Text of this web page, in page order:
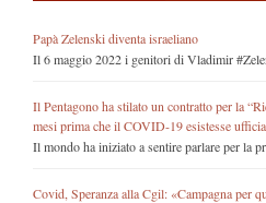
Papà Zelenski diventa israeliano
Il 6 maggio 2022 i genitori di Vladimir
Il Pentagono ha stilato un contratto per la
mesi prima che il COVID-19 esistesse
Il mondo ha iniziato a sentire parlare per la
Covid, Speranza alla Cgil: «Campagna per